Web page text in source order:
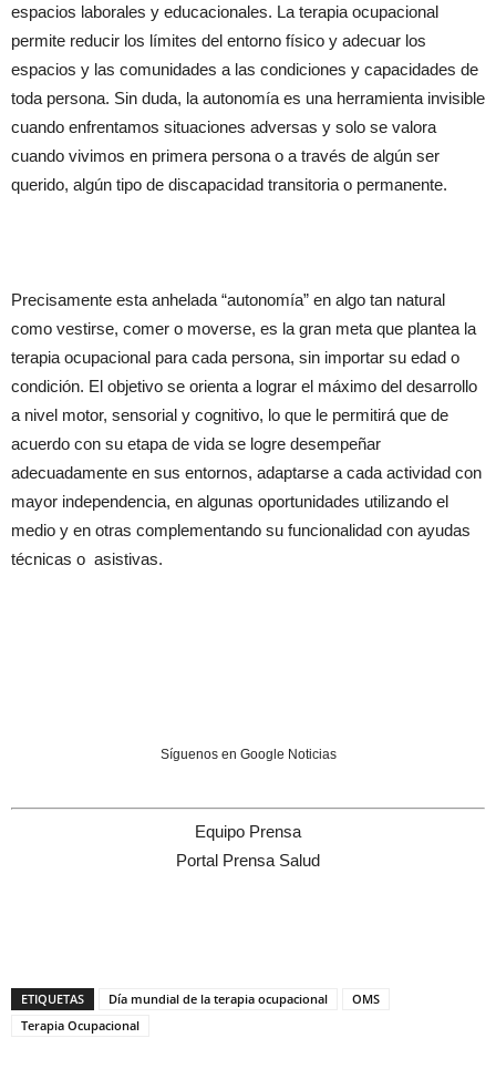
espacios laborales y educacionales. La terapia ocupacional
permite reducir los límites del entorno físico y adecuar los
espacios y las comunidades a las condiciones y capacidades de
toda persona. Sin duda, la autonomía es una herramienta invisible
cuando enfrentamos situaciones adversas y solo se valora
cuando vivimos en primera persona o a través de algún ser
querido, algún tipo de discapacidad transitoria o permanente.
Precisamente esta anhelada “autonomía” en algo tan natural
como vestirse, comer o moverse, es la gran meta que plantea la
terapia ocupacional para cada persona, sin importar su edad o
condición. El objetivo se orienta a lograr el máximo del desarrollo
a nivel motor, sensorial y cognitivo, lo que le permitirá que de
acuerdo con su etapa de vida se logre desempeñar
adecuadamente en sus entornos, adaptarse a cada actividad con
mayor independencia, en algunas oportunidades utilizando el
medio y en otras complementando su funcionalidad con ayudas
técnicas o asistivas.
Síguenos en Google Noticias
Equipo Prensa
Portal Prensa Salud
ETIQUETAS Día mundial de la terapia ocupacional
OMS
Terapia Ocupacional